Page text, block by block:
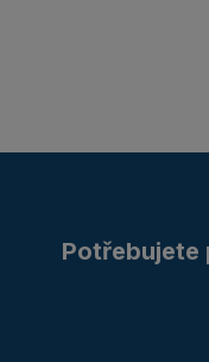
Potřebujete